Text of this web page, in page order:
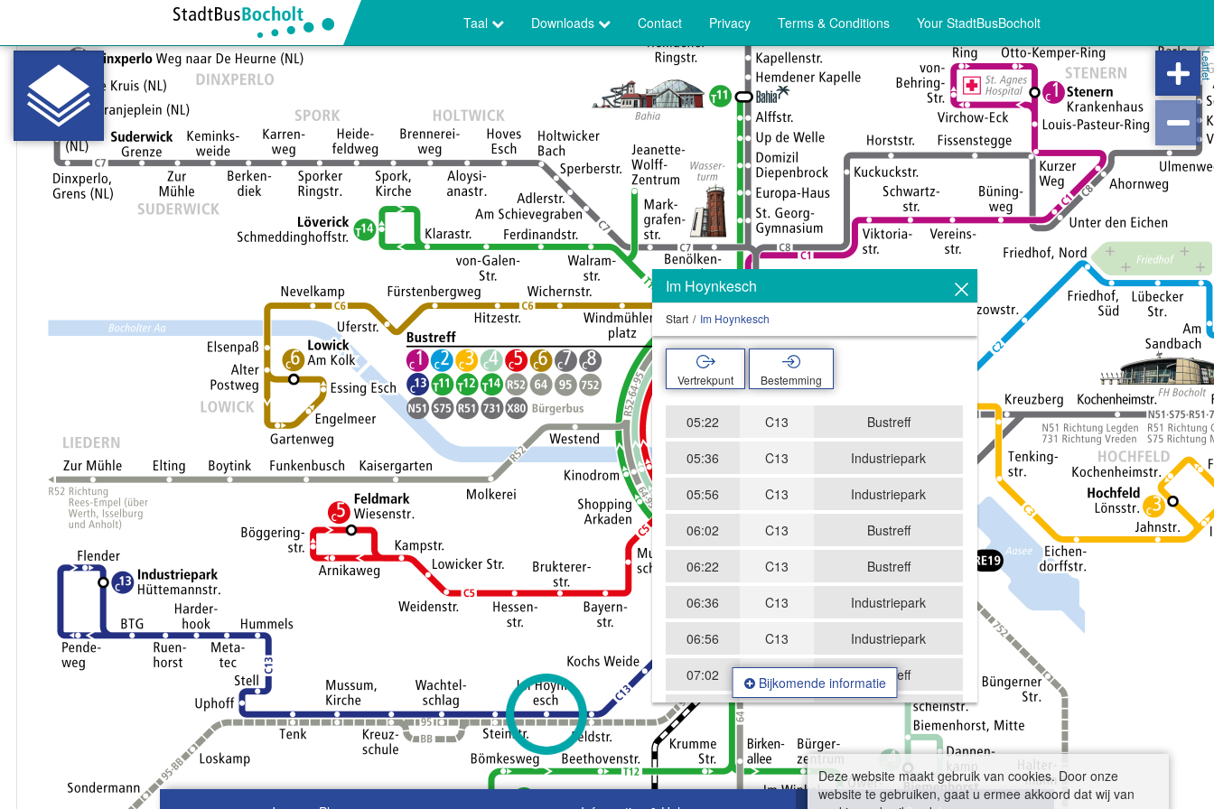
Taal Downloads Contact Privacy Terms & Conditions Your StadtBusBocholt
Leaflet
Im Hoynkesch
Start Im Hoynkesch
Vertrekpunt Bestemming
05:22 C13
Bustreff
05:36
C13
Industriepark
05:56
C13
Industriepark
06:02
C13
Bustreff
06:22
C13
Bustreff
06:36
C13
Industriepark
06:56
C13
Industriepark
07:02
C13
Bustreff
07:22
C13
Bustreff
07:36
C13
Industriepark
07:56
C13 Industriepark
Bijkomende informatie
Deze website maakt gebruik van cookies. Door onze
website te gebruiken, gaat u ermee akkoord dat wij van